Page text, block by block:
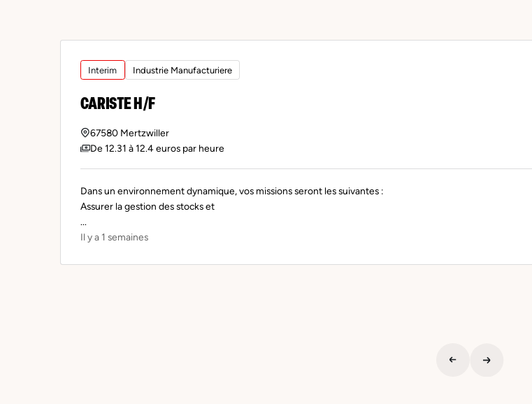
Interim Industrie Manufacturiere
CARISTE H/F
67580 Mertzwiller
De 12.31 à 12.4 euros par heure
Dans un environnement dynamique, vos missions seront les suivantes :
Assurer la gestion des stocks et
...
Il y a 1 semaines